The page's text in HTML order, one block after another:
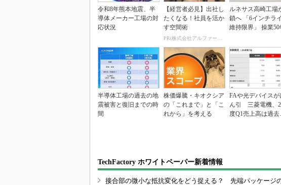
令和8年熊本地震、半
導体メーカー工場の対
応状況
【経営者必見】出社し
たくなる！社員を活か
す空間術
PR(株式会社アルファーテクノ)
ルネサス高崎工場
鎖へ 「6インチラ
維持限界」 操業50
半導体工場の過去の地
震被害と復旧までの時
間
株価爆騰・キオクシア
の「これまで」と「こ
れから」を考える
FAや光デバイスが
ん引 三菱電機、
度Q1売上高は過去
TechFactory ホワイトペーパー新着情報
接合部の微小な抵抗変化をどう捉える？ 先端パッケージ